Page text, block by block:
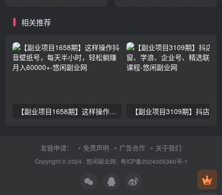
相关推荐
【副业项目1658期】这样操作抖音壁纸号，每天半小时，轻松躺赚月入60000+
友链申请： 免责声明 广告合作 关于我们
Copyright © 2024 · 悠闲副业网 · 粤ICP备2024305360号-1